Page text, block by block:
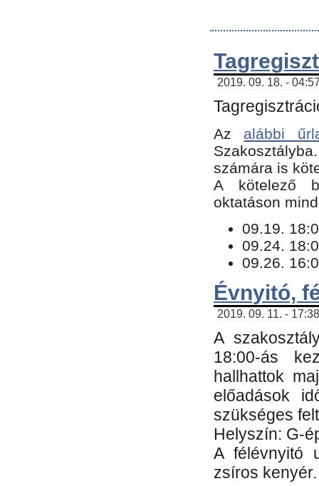
2019. 09. 18. -
Az alábbi
számára is
​A kötelező
oktatáson
09.19.
09.24.
09.26.
Évnyitó,
2019. 09. 11. -
A
18:00-ás
hallhattok
előadások
szükséges
Helyszín: G-
A félévnyitó
zsíros kenyér.